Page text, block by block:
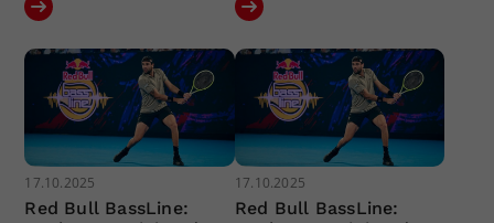
17.10.2025
Red Bull BassLine:
17.10.2025
Red Bull BassLine: